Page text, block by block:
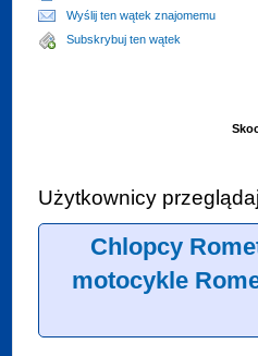
Wyślij ten wątek znajomemu
Subskrybuj ten wątek
Użytkownicy
Chlopcy
motocykle